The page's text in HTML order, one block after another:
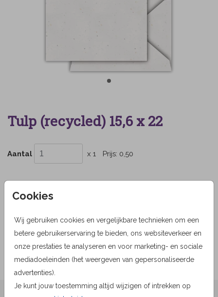
Cookies
Wij gebruiken cookies en vergelijkbare technieken om een
betere gebruikerservaring te bieden, ons websiteverkeer en
onze prestaties te analyseren en voor marketing- en sociale
mediadoeleinden (het weergeven van gepersonaliseerde
advertenties).
Je kunt jouw toestemming altijd wijzigen of intrekken op
Tulp (recycled) 15,6 x 22
Aantal x 1 Prijs: 0,50
tulp (recycled) 15,6 x 22
Prijs: 0,50